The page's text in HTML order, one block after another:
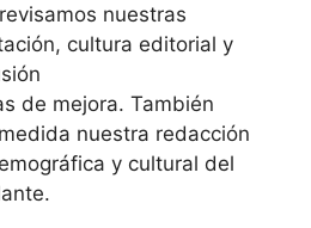
nuestras
cultura editorial y
de mejora. También
nuestra redacción
y cultural del